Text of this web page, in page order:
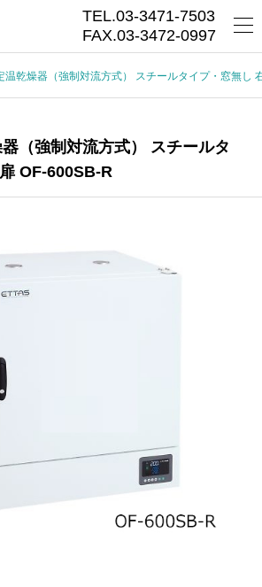
TEL.03-3471-7503
FAX.03-3472-0997
温乾燥器（強制対流方式） スチールタイプ・窓無し
（強制対流方式） スチールタ
OF-600SB-R